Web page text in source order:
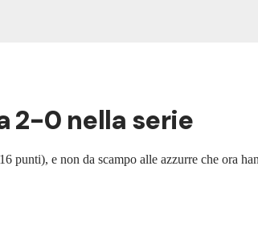
2-0 nella serie
e non da scampo alle azzurre che ora